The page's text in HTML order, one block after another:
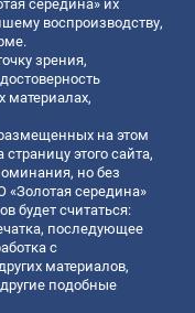
середина» их
воспроизводству,
зрения,
на этом
этого сайта,
но без
середина»
будет считаться:
последующее
с
материалов,
подобные